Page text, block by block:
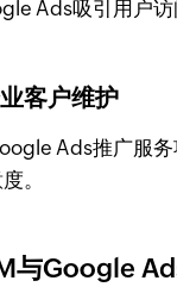
Ads吸引用户
客户维护
Ads推广服
。
与Google